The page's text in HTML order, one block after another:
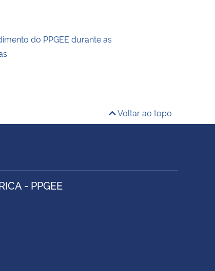
do PPGEE durante as
Voltar ao topo
- PPGEE